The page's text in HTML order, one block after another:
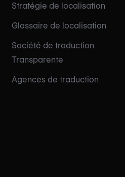
Stratégie de localisation
Glossaire de localisation
Société de traduction
Transparente
Agences de traduction